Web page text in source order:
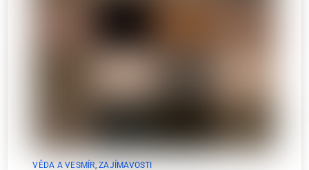
VĚDA A VESMÍR,ZAJÍMAVOSTI